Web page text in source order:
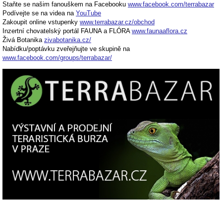
Staňte se našim fanouškem na Facebooku www.facebook.com/terrabazar
Podívejte se na videa na YouTube
Zakoupit online vstupenky www.terrabazar.cz/obchod
Inzertní chovatelský portál FAUNA a FLÓRA www.faunaaflora.cz
Živá Botanika zivabotanika.cz/
Nabídku/poptávku zveřejňujte ve skupině na
www.facebook.com/groups/terrabazar/